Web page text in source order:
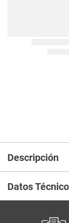
Descripción
Datos